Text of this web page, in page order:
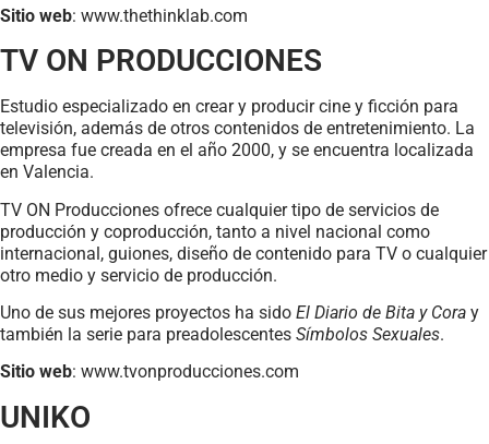
Sitio web: www.thethinklab.com
TV ON PRODUCCIONES
Estudio especializado en crear y producir cine y ficción para
televisión, además de otros contenidos de entretenimiento. La
empresa fue creada en el año 2000, y se encuentra localizada
en Valencia.
TV ON Producciones ofrece cualquier tipo de servicios de
producción y coproducción, tanto a nivel nacional como
internacional, guiones, diseño de contenido para TV o cualquier
otro medio y servicio de producción.
Uno de sus mejores proyectos ha sido El Diario de Bita y Cora y
también la serie para preadolescentes Símbolos Sexuales.
Sitio web: www.tvonproducciones.com
UNIKO